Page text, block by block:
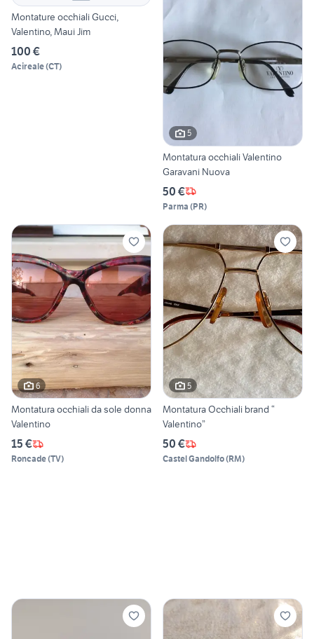
Montature occhiali Gucci,
Valentino, Maui Jim
100 €
Acireale(CT)
5
Montatura occhiali Valentino
Garavani Nuova
50 €
Parma (PR)
6
Montatura occhiali da sole donna
Valentino
15 €
Roncade(TV)
5
Montatura Occhiali brand “
Valentino”
50 €
Castel Gandolfo(RM)